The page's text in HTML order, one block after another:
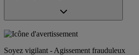
Soyez vigilant - Agissement frauduleux